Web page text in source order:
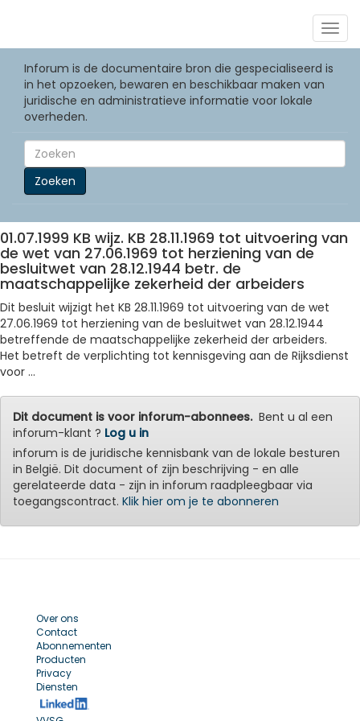
Inforum is de documentaire bron die gespecialiseerd is
in het opzoeken, bewaren en beschikbaar maken van
juridische en administratieve informatie voor lokale
overheden.
Zoeken
01.07.1999 KB wijz. KB 28.11.1969 tot uitvoering van
de wet van 27.06.1969 tot herziening van de
besluitwet van 28.12.1944 betr. de
maatschappelijke zekerheid der arbeiders
Dit besluit wijzigt het KB 28.11.1969 tot uitvoering van de wet
27.06.1969 tot herziening van de besluitwet van 28.12.1944
betreffende de maatschappelijke zekerheid der arbeiders.
Het betreft de verplichting tot kennisgeving aan de Rijksdienst
voor ...
Dit document is voor inforum-abonnees.Bent u al een
inforum-klant ? Log u in
inforum is de juridische kennisbank van de lokale besturen
in België. Dit document of zijn beschrijving - en alle
gerelateerde data - zijn in inforum raadpleegbaar via
toegangscontract. Klik hier om je te abonneren
Over ons
Contact
Abonnementen
Producten
Privacy
Diensten